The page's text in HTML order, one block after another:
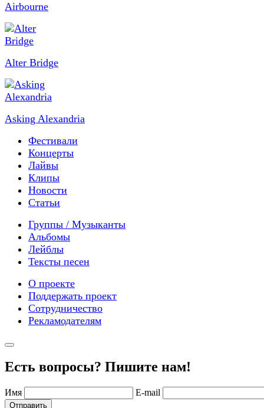
Airbourne
Alter Bridge
Asking Alexandria
Фестивали
Концерты
Лайвы
Клипы
Новости
Статьи
Группы / Музыканты
Альбомы
Лейблы
Тексты песен
О проекте
Поддержать проект
Сотрудничество
Рекламодателям
Есть вопросы? Пишите нам!
Имя E-mail